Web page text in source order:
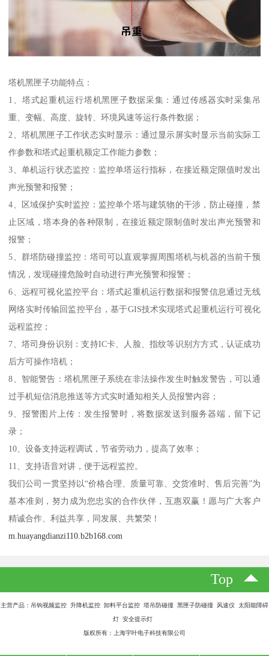
塔机黑匣子功能特点：
1、塔式起重机运行塔机黑匣子数据采集：通过传感器实时采集吊
重、变幅、高度、旋转、环境风速等运行条件数据；
2、塔机黑匣子工作状态实时显示：通过显示屏实时显示当前实际工
作参数和塔式起重机额定工作能力参数；
3、单机运行状态监控：监控单塔运行指标，在接近额定限值时发出
声光预警和报警；
4、区域保护实时监控：监控单个塔与建筑物的干涉，防止碰撞，禁
止区域，塔本身的各种限制，在接近额定限制值时发出声光预警和
报警；
5、群塔防碰撞监控：塔司可以直观掌握周围塔机与机器的当前干预
情况，发现碰撞危险时自动进行声光预警和报警；
6、远程可视化监控平台：塔式起重机运行数据和报警信息通过无线
网络实时传输回监控平台，基于GIS技术实现塔式起重机运行可视化
远程监控；
7、塔司身份识别：支持IC卡、人脸、指纹等识别方方式，认证成功
后方可操作培机；
8、智能警告：塔机黑匣子系统在非法操作发生时触发警告，可以通
过手机短信消息推送等方式实时通知相关人员报警内容；
9、报警图片上传：发生报警时，将数据发送到服务器端，留下记
录；
10、设备支持远程调试，节省劳动力，提高了效率；
11、支持语音对讲，便于远程监控。
我们公司一贯坚持以“价格合理、质量可靠、交货准时、售后完善”为
基本准则，努力成为您忠实的合作伙伴，互惠双赢！愿与广大客户
精诚合作、利益共享，同发展、共繁荣！
m.huayangdianzi110.b2b168.com
Top
主营产品：吊钩视频监控 升降机监控 卸料平台监控 塔吊防碰撞 黑匣子防碰撞 风速仪 太阳能障碍
灯 安全提示灯
版权所有：上海宇叶电子科技有限公司